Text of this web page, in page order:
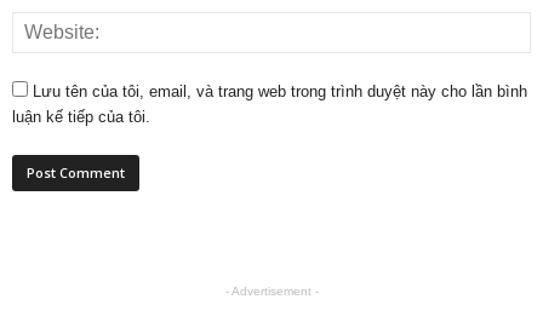
Lưu tên của tôi, email, và trang web trong trình duyệt này cho lần bình
luận kế tiếp của tôi.
- Advertisement -